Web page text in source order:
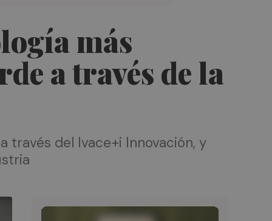
más
a través de la
través del Ivace+i Innovación, y